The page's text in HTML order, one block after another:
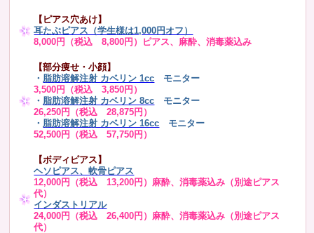
【ピアス穴あけ】
耳たぶピアス（学生様は1,000円オフ）
8,000円（税込 8,800円）ピアス、麻酔、消毒薬込み
【部分痩せ・小顔】
・ 脂肪溶解注射 カベリン 1cc モニター
3,500円（税込 3,850円）
・ 脂肪溶解注射 カベリン 8cc モニター
26,250円（税込 28,875円）
・ 脂肪溶解注射 カベリン 16cc
モニター
52,500円（税込 57,750円）
【ボディピアス】
ヘソピアス、軟骨ピアス
12,000円（税込 13,200円）麻酔、消毒薬込み（別途ピアス
代）
インダストリアル
24,000円（税込 26,400円）麻酔、消毒薬込み（別途ピアス
代）